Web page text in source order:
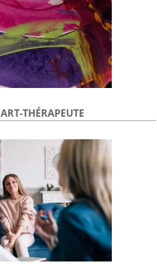
ART-THÉRAPEUTE